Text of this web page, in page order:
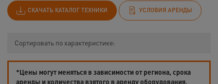
СКАЧАТЬ КАТАЛОГ ТЕХНИКИ УСЛОВИЯ АРЕНДЫ
Сортировать по характеристике:
*Цены могут меняться в зависимости от региона, срока
аренды и количества взятого в аренду оборудования.